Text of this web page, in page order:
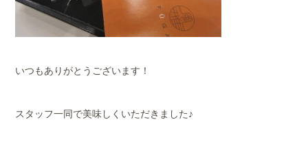
いつもありがとうございます！
スタッフ一同で美味しくいただきました♪